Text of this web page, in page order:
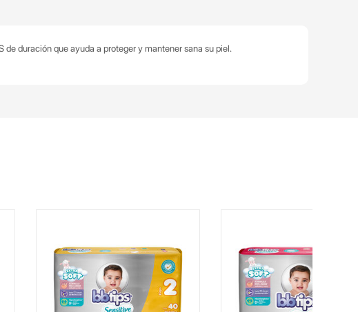
de duración que ayuda a proteger y mantener sana su piel.